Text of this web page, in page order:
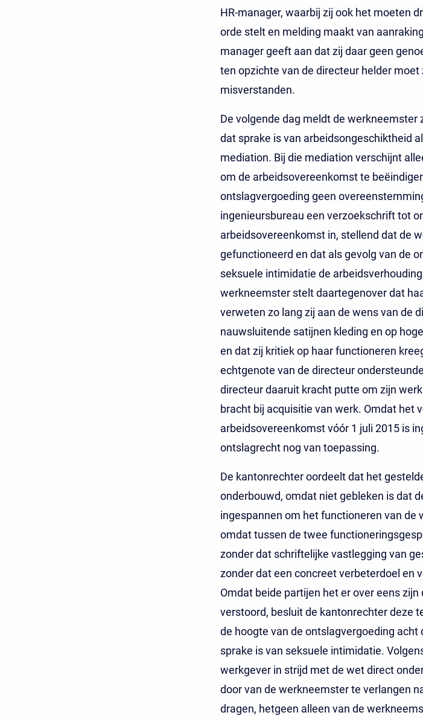
HR-manager, waarbij zij ook het moeten
orde stelt en melding maakt van
manager geeft aan dat zij daar geen
ten opzichte van de directeur helder
misverstanden.
De volgende dag meldt de
dat sprake is van arbeidsongeschiktheid
mediation. Bij die mediation verschijnt
om de arbeidsovereenkomst te
ontslagvergoeding geen
ingenieursbureau een verzoekschrift tot
arbeidsovereenkomst in, stellend dat de
gefunctioneerd en dat als gevolg van de
seksuele intimidatie de
werkneemster stelt daartegenover dat
verweten zo lang zij aan de wens van de
nauwsluitende satijnen kleding en op
en dat zij kritiek op haar functioneren
echtgenote van de directeur
directeur daaruit kracht putte om zijn
bracht bij acquisitie van werk. Omdat het
arbeidsovereenkomst vóór 1 juli 2015 is
ontslagrecht nog van toepassing.
De kantonrechter oordeelt dat het
onderbouwd, omdat niet gebleken is dat
ingespannen om het functioneren van de
omdat tussen de twee
zonder dat schriftelijke vastlegging van
zonder dat een concreet verbeterdoel en
Omdat beide partijen het er over eens
verstoord, besluit de kantonrechter deze
de hoogte van de ontslagvergoeding
sprake is van seksuele intimidatie.
werkgever in strijd met de wet direct
door van de werkneemster te verlangen
dragen, hetgeen alleen van de